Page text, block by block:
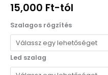
15,000 Ft-tól
Szalagos rögzítés
Led szalag